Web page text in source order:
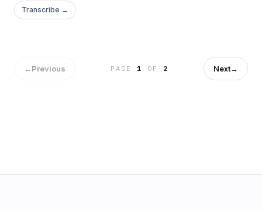
https://sanshirojournal.com/hjp-s4-026/
Transcribe →
←Previous PAGE1 OF 2 Next→